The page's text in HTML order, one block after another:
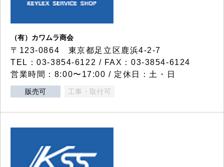
（有）カワムラ商会
〒123-0864 東京都足立区鹿浜4-2-7
TEL：03-3854-6122 / FAX：03-3854-6124
営業時間：8:00〜17:00 / 定休日：土・日
販売可 工事・取付可